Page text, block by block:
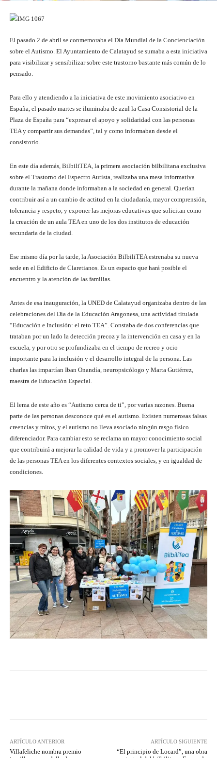
El pasado 2 de abril se conmemoraba el Día Mundial de la Concienciación
sobre el Autismo. El Ayuntamiento de Calatayud se sumaba a esta iniciativa
para visibilizar y sensibilizar sobre este trastorno bastante más común de lo
pensado.
Para ello y atendiendo a la iniciativa de este movimiento asociativo en
España, el pasado martes se iluminaba de azul la Casa Consistorial de la
Plaza de España para “expresar el apoyo y solidaridad con las personas
TEA y compartir sus demandas”, tal y como informaban desde el
consistorio.
En este día además, BilbiliTEA, la primera asociación bilbilitana exclusiva
sobre el Trastorno del Espectro Autista, realizaba una mesa informativa
durante la mañana donde informaban a la sociedad en general. Querían
contribuir así a un cambio de actitud en la ciudadanía, mayor comprensión,
tolerancia y respeto, y exponer las mejoras educativas que solicitan como
la creación de un aula TEA en uno de los dos institutos de educación
secundaria de la ciudad.
Ese mismo día por la tarde, la Asociación BilbiliTEA estrenaba su nueva
sede en el Edificio de Claretianos. Es un espacio que hará posible el
encuentro y la atención de las familias.
Antes de esa inauguración, la UNED de Calatayud organizaba dentro de las
celebraciones del Día de la Educación Aragonesa, una actividad titulada
“Educación e Inclusión: el reto TEA”. Constaba de dos conferencias que
trataban por un lado la detección precoz y la intervención en casa y en la
escuela, y por otro se profundizaba en el tiempo de recreo y ocio
importante para la inclusión y el desarrollo integral de la persona. Las
charlas las impartían Iban Onandía, neuropsicólogo y Marta Gutiérrez,
maestra de Educación Especial.
El lema de este año es “Autismo cerca de ti”, por varias razones. Buena
parte de las personas desconoce qué es el autismo. Existen numerosas falsas
creencias y mitos, y el autismo no lleva asociado ningún rasgo físico
diferenciador. Para cambiar esto se reclama un mayor conocimiento social
que contribuirá a mejorar la calidad de vida y a promover la participación
de las personas TEA en los diferentes contextos sociales, y en igualdad de
condiciones.
ARTÍCULO ANTERIOR
Villafeliche nombra premio
ARTÍCULO SIGUIENTE
“El principio de Locard”, una obra